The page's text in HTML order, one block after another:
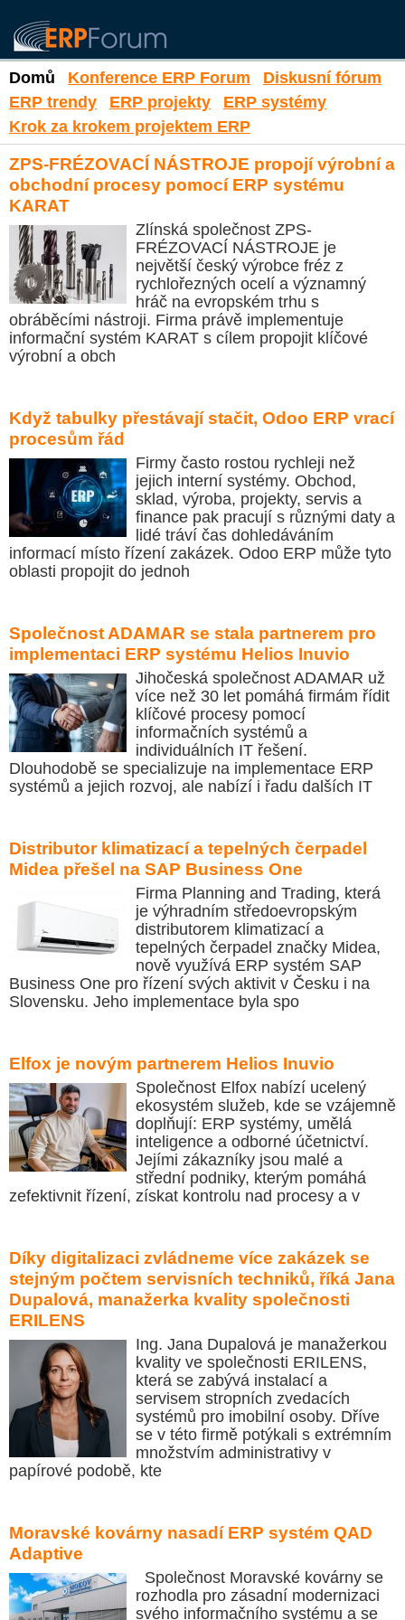
Domů Konference ERP Forum
Diskusní fórum
ERP trendy
ERP projekty
ERP systémy
Krok za krokem projektem ERP
ZPS-FRÉZOVACÍ NÁSTROJE propojí výrobní a
obchodní procesy pomocí ERP systému
KARAT
Zlínská společnost ZPS-
FRÉZOVACÍ NÁSTROJE je
největší český výrobce fréz z
rychlořezných ocelí a významný
hráč na evropském trhu s
obráběcími nástroji. Firma právě implementuje
informační systém KARAT s cílem propojit klíčové
výrobní a obch
Když tabulky přestávají stačit, Odoo ERP vrací
procesům řád
Firmy často rostou rychleji než
jejich interní systémy. Obchod,
sklad, výroba, projekty, servis a
finance pak pracují s různými daty a
lidé tráví čas dohledáváním
informací místo řízení zakázek. Odoo ERP může tyto
oblasti propojit do jednoh
Společnost ADAMAR se stala partnerem pro
implementaci ERP systému Helios Inuvio
Jihočeská společnost ADAMAR už
více než 30 let pomáhá firmám řídit
klíčové procesy pomocí
informačních systémů a
individuálních IT řešení.
Dlouhodobě se specializuje na implementace ERP
systémů a jejich rozvoj, ale nabízí i řadu dalších IT
Distributor klimatizací a tepelných čerpadel
Midea přešel na SAP Business One
Firma Planning and Trading, která
je výhradním středoevropským
distributorem klimatizací a
tepelných čerpadel značky Midea,
nově využívá ERP systém SAP
Business One pro řízení svých aktivit v Česku i na
Slovensku. Jeho implementace byla spo
Elfox je novým partnerem Helios Inuvio
Společnost Elfox nabízí ucelený
ekosystém služeb, kde se vzájemně
doplňují: ERP systémy, umělá
inteligence a odborné účetnictví.
Jejími zákazníky jsou malé a
střední podniky, kterým pomáhá
zefektivnit řízení, získat kontrolu nad procesy a v
Díky digitalizaci zvládneme více zakázek se
stejným počtem servisních techniků, říká Jana
Dupalová, manažerka kvality společnosti
ERILENS
Ing. Jana Dupalová je manažerkou
kvality ve společnosti ERILENS,
která se zabývá instalací a
servisem stropních zvedacích
systémů pro imobilní osoby. Dříve
se v této firmě potýkali s extrémním
množstvím administrativy v
papírové podobě, kte
Moravské kovárny nasadí ERP systém QAD
Adaptive
Společnost Moravské kovárny se
rozhodla pro zásadní modernizaci
svého informačního systému a se